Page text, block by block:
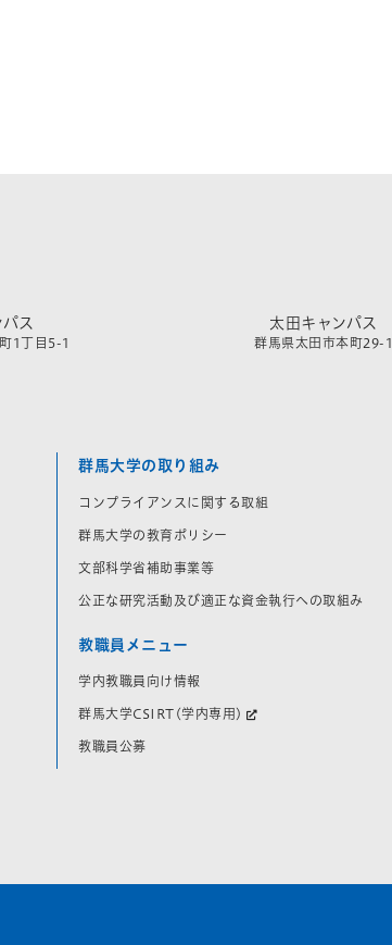
ス
1丁目5-1
太田キャンパス
群馬県太田市本町29-1
群馬大学の取り組み
コンプライアンスに関する取組
群馬大学の教育ポリシー
文部科学省補助事業等
公正な研究活動及び適正な資金執行への取組み
教職員メニュー
学内教職員向け情報
群馬大学CSIRT(学内専用)
教職員公募